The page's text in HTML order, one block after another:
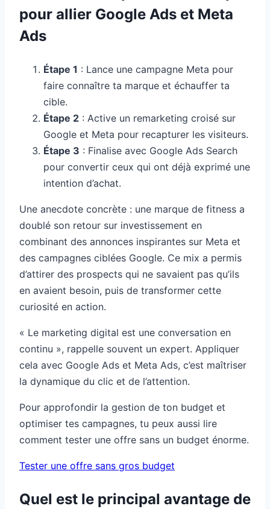
pour allier Google Ads et Meta
Ads
Étape 1 : Lance une campagne Meta pour
faire connaître ta marque et échauffer ta
cible.
Étape 2 : Active un remarketing croisé sur
Google et Meta pour recapturer les visiteurs.
Étape 3 : Finalise avec Google Ads Search
pour convertir ceux qui ont déjà exprimé une
intention d’achat.
Une anecdote concrète : une marque de fitness a
doublé son retour sur investissement en
combinant des annonces inspirantes sur Meta et
des campagnes ciblées Google. Ce mix a permis
d’attirer des prospects qui ne savaient pas qu’ils
en avaient besoin, puis de transformer cette
curiosité en action.
« Le marketing digital est une conversation en
continu », rappelle souvent un expert. Appliquer
cela avec Google Ads et Meta Ads, c’est maîtriser
la dynamique du clic et de l’attention.
Pour approfondir la gestion de ton budget et
optimiser tes campagnes, tu peux aussi lire
comment tester une offre sans un budget énorme.
Tester une offre sans gros budget
Quel est le principal avantage de